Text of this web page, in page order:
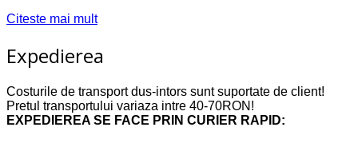
Citeste mai mult
Expedierea
Costurile de transport dus-intors sunt suportate de client!
Pretul transportului variaza intre 40-70RON!
EXPEDIEREA SE FACE PRIN CURIER RAPID: